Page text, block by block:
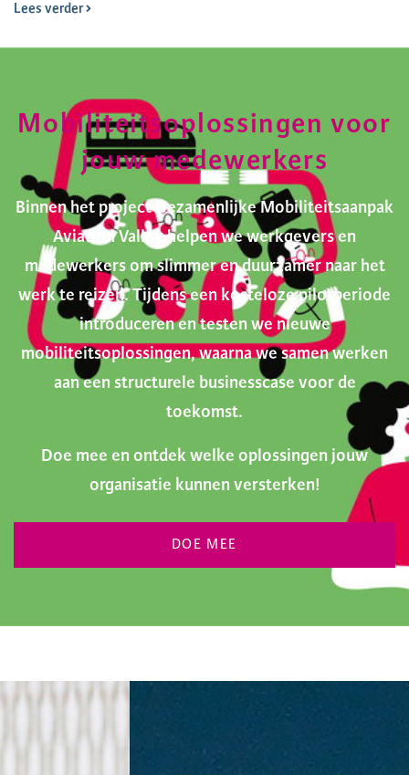
Lees verder
Mobiliteitsoplossingen voor
jouw medewerkers
Binnen het project Gezamenlijke Mobiliteitsaanpak
Aviation Valley helpen we werkgevers en
medewerkers om slimmer en duurzamer naar het
werk te reizen. Tijdens een kosteloze pilotperiode
introduceren en testen we nieuwe
mobiliteitsoplossingen, waarna we samen werken
aan een structurele businesscase voor de
toekomst.
Doe mee en ontdek welke oplossingen jouw
organisatie kunnen versterken!
DOE MEE